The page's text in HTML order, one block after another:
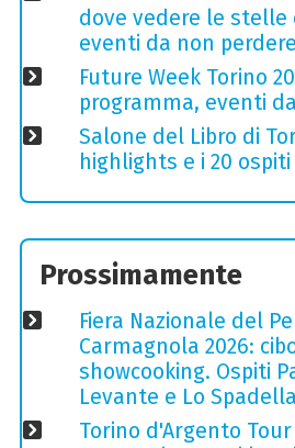
dove vedere le stelle
eventi da non perdere
Future Week Torino
programma, eventi
Salone del Libro di
highlights e i 20
Prossimamente
Fiera Nazionale del
Carmagnola 2026:
showcooking. Ospiti
Levante e Lo
Torino d'Argento